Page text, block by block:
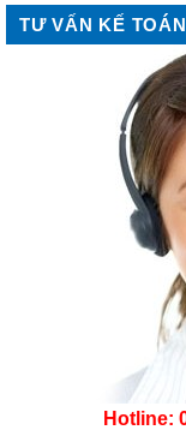
TƯ VẤN KẾ
Hotline: